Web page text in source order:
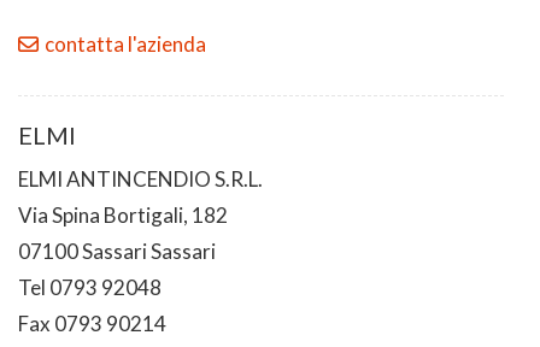
contatta l'azienda
ELMI
ELMI ANTINCENDIO S.R.L.
Via Spina Bortigali, 182
07100 Sassari Sassari
Tel 0793 92048
Fax 0793 90214